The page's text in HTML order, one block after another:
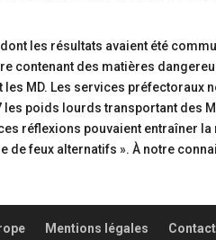
les résultats avaient été
contenant des matières
MD. Les services préfectoraux
les poids lourds transportant des
réflexions pouvaient entraîner la
feux alternatifs ». À notre
Mentions légales Contact